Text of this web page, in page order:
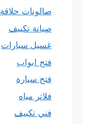
صالونات حلاقة
صيانة تكييف
غسيل سيارات
فتح ابواب
فتح سيارة
فلاتر مياه
فني تكييف